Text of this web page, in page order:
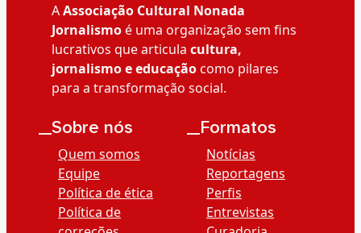
AAssociação Cultural Nonada
Jornalismoé uma organização sem fins
lucrativos que articula cultura,
jornalismo e educaçãocomo pilares
para a transformação social.
__Sobre nós
Quem somos
Equipe
Política de ética
Política de
__Formatos
Notícias
Reportagens
Perfis
Entrevistas